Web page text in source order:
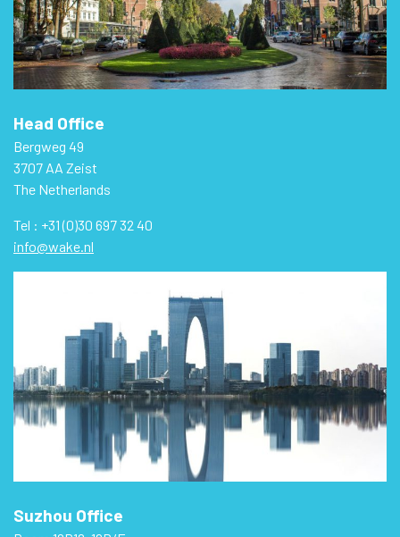
Head Office
Bergweg 49
3707 AA Zeist
The Netherlands
Tel : +31 (0)30 697 32 40
info@wake.nl
Suzhou Office